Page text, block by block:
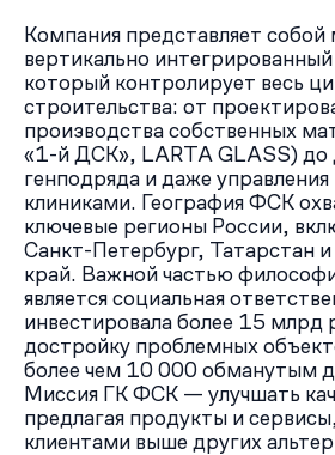
Компания представляет
вертикально
который контролирует весь
строительства: от
производства собственных
«1-й ДСК», LARTA GLASS) до
генподряда и даже
клиниками. География ФСК
ключевые регионы России,
Санкт-Петербург, Татарстан
край. Важной частью
является социальная
инвестировала более 15 млрд
достройку проблемных
более чем 10 000 обманутым
Миссия ГК ФСК — улучшать
предлагая продукты и
клиентами выше других